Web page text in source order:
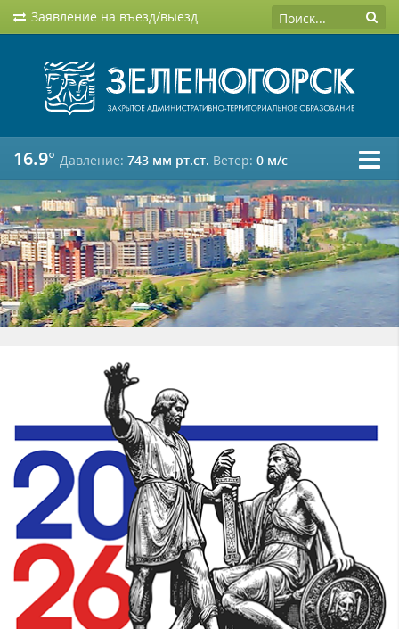
Заявление на въезд/выезд
16.9° Давление: 743 мм рт.ст. Ветер: 0 м/c